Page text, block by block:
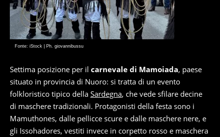
Fonte: iStock | Ph. giovannibussu
Settima posizione per il carnevale di Mamoiada, paese
situato in provincia di Nuoro: si tratta di un evento
folkloristico tipico della Sardegna, che vede sfilare decine
di maschere tradizionali. Protagonisti della festa sono i
Mamuthones, dalle pellicce scure e dalle maschere nere, e
gli Issohadores, vestiti invece in corpetto rosso e maschera